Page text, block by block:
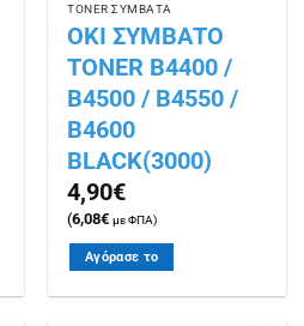
ΤΟΝΕR ΣΥΜΒΑΤΑ
OKI ΣΥΜΒΑΤΟ
TONER B4400 /
B4500 / B4550 /
B4600
BLACK(3000)
4,90€
(6,08€ με ΦΠΑ)
Αγόρασε το